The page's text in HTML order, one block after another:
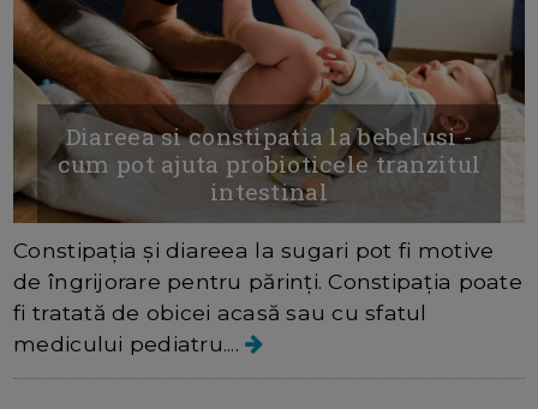
Diareea si constipatia la bebelusi -
cum pot ajuta probioticele tranzitul
intestinal
Constipația și diareea la sugari pot fi motive
de îngrijorare pentru părinți. Constipația poate
fi tratată de obicei acasă sau cu sfatul
medicului pediatru....